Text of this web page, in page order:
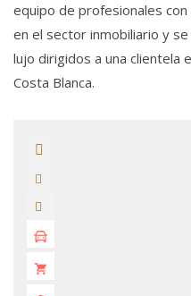
equipo de profesionales
en el sector inmobiliario y
lujo dirigidos a una clientela
Costa Blanca.